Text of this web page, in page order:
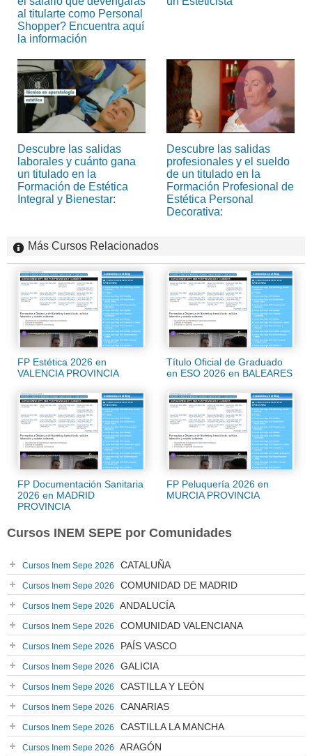
al titularte como Personal
Shopper? Encuentra aquí
la información
Descubre las salidas
laborales y cuánto gana
un titulado en la
Formación de Estética
Integral y Bienestar:
Descubre las salidas
profesionales y el sueldo
de un titulado en la
Formación Profesional de
Estética Personal
Decorativa:
Más Cursos Relacionados
FP Estética 2026 en
VALENCIA PROVINCIA
Título Oficial de Graduado
en ESO 2026 en BALEARES
FP Documentación Sanitaria
2026 en MADRID
PROVINCIA
FP Peluquería 2026 en
MURCIA PROVINCIA
Cursos INEM SEPE por Comunidades
Cursos Inem Sepe 2026 CATALUÑA
Cursos Inem Sepe 2026 COMUNIDAD DE MADRID
Cursos Inem Sepe 2026 ANDALUCÍA
Cursos Inem Sepe 2026 COMUNIDAD VALENCIANA
Cursos Inem Sepe 2026 PAÍS VASCO
Cursos Inem Sepe 2026 GALICIA
Cursos Inem Sepe 2026 CASTILLA Y LEÓN
Cursos Inem Sepe 2026 CANARIAS
Cursos Inem Sepe 2026 CASTILLA LA MANCHA
Cursos Inem Sepe 2026 ARAGÓN